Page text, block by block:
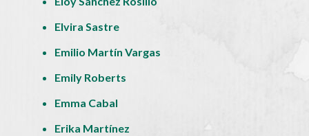
Elvira Sastre
Emilio Martín Vargas
Emily Roberts
Emma Cabal
Erika Martínez